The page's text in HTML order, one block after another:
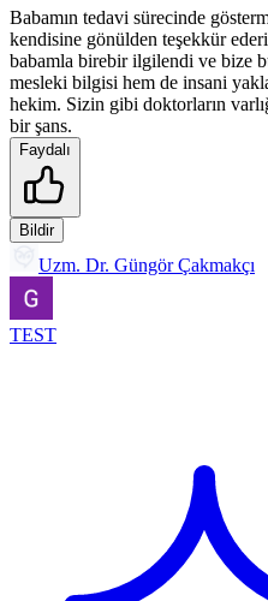
Babamın tedavi sürecinde
kendisine gönülden teşekkür
babamla birebir ilgilendi ve bize
mesleki bilgisi hem de insani
hekim. Sizin gibi doktorların
bir şans.
Faydalı
Bildir
Uzm. Dr. Güngör Çakmakçı
TEST